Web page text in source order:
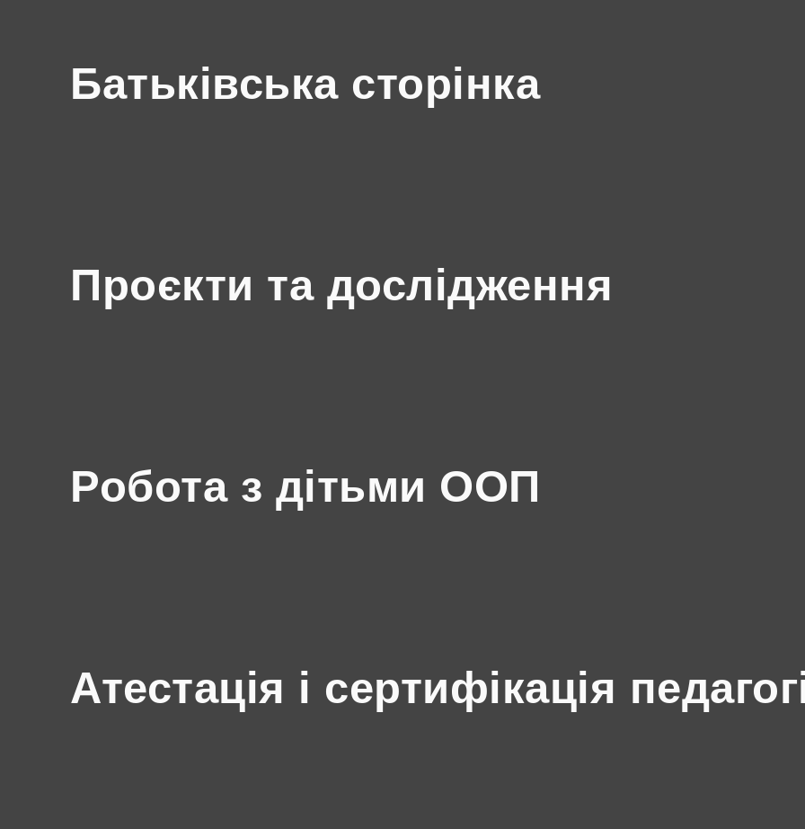
Батьківська сторінка
Проєкти та дослідження
Робота з дітьми ООП
Атестація і сертифікація